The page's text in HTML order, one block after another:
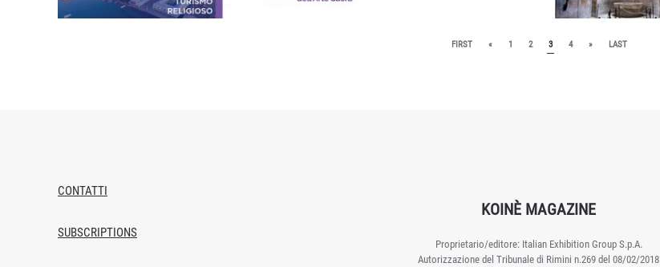
FIRST « 1 2 3 4 » LAST
CONTATTI
SUBSCRIPTIONS
KOINÈ MAGAZINE
Proprietario/editore: Italian Exhibition Group S.p.A.
Autorizzazione del Tribunale di Rimini n.269 del 08/02/2018